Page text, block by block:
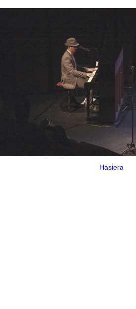
Hasiera